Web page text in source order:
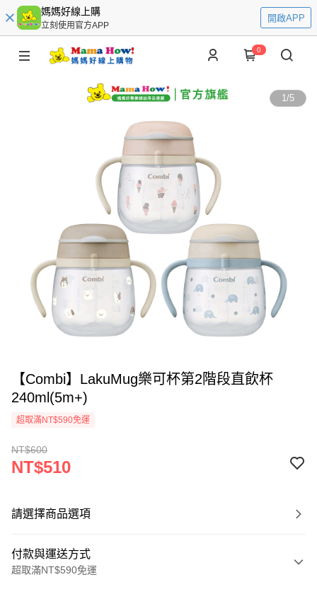
媽媽好線上購
立刻使用官方APP
開啟APP
0
1/5
【Combi】LakuMug樂可杯第2階段直飲杯
240ml(5m+)
超取滿NT$590免運
NT$600
NT$510
請選擇商品選項
付款與運送方式
超取滿NT$590免運